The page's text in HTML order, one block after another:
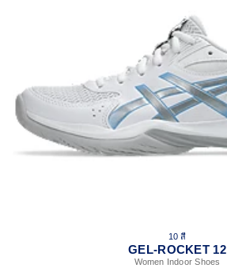
10 สี
GEL-ROCKET 12
Women Indoor Shoes